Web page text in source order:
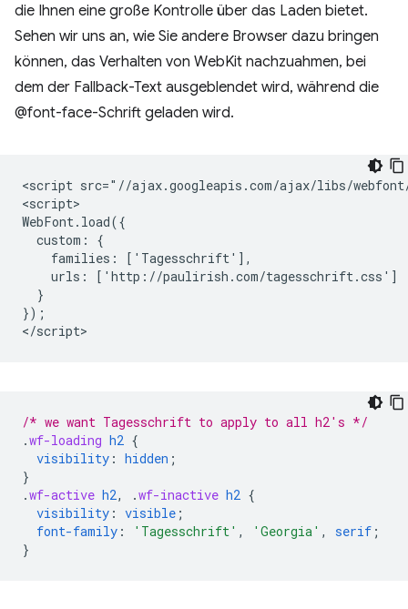
die Ihnen eine große Kontrolle über das Laden bietet.
Sehen wir uns an, wie Sie andere Browser dazu bringen
können, das Verhalten von WebKit nachzuahmen, bei
dem der Fallback-Text ausgeblendet wird, während die
@font-face-Schrift geladen wird.
<script src="//ajax.googleapis.com/ajax/libs/
<script>
WebFont.load({
  custom: {
    families: ['Tagesschrift'],
    urls: ['http://paulirish.com/tagesschrift.css']
  }
});
/* we want Tagesschrift to apply to all h2's */
.wf-loading h2 {
visibility : hidden ;
}
.wf-active h2, .wf-inactive h2 {
visibility : visible ;
font-family : 'Tagesschrift' , 'Georgia' , serif ;
}